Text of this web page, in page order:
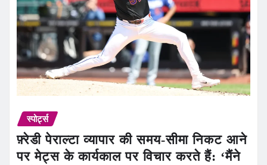
स्पोर्ट्स
फ़्रेडी पेराल्टा व्यापार की समय-सीमा निकट आने
पर मेट्स के कार्यकाल पर विचार करते हैं: ‘मैंने